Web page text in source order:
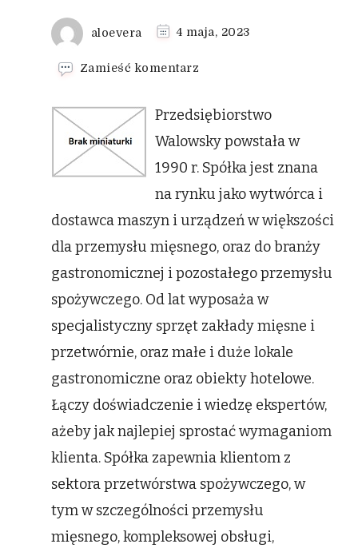
aloevera 4 maja, 2023
Zamieść komentarz
jakości
klipsownice
Przedsiębiorstwo
Walowsky powstała w
1990 r. Spółka jest znana
na rynku jako wytwórca i
dostawca maszyn i urządzeń w większości
dla przemysłu mięsnego, oraz do branży
gastronomicznej i pozostałego przemysłu
spożywczego. Od lat wyposaża w
specjalistyczny sprzęt zakłady mięsne i
przetwórnie, oraz małe i duże lokale
gastronomiczne oraz obiekty hotelowe.
Łączy doświadczenie i wiedzę ekspertów,
ażeby jak najlepiej sprostać wymaganiom
klienta. Spółka zapewnia klientom z
sektora przetwórstwa spożywczego, w
tym w szczególności przemysłu
mięsnego, kompleksowej obsługi,